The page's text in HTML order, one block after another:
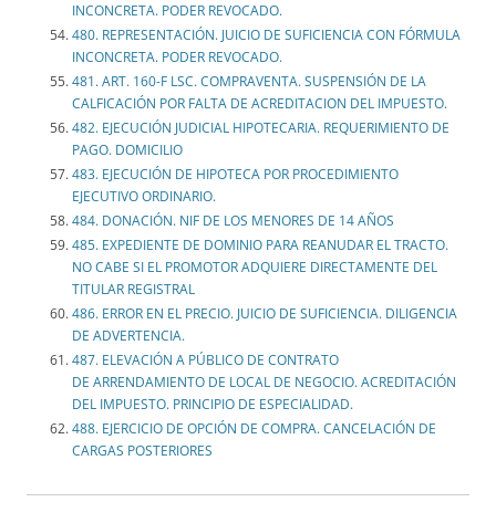
INCONCRETA. PODER REVOCADO.
480. REPRESENTACIÓN. JUICIO DE SUFICIENCIA CON FÓRMULA
INCONCRETA. PODER REVOCADO.
481. ART. 160-F LSC. COMPRAVENTA. SUSPENSIÓN DE LA
CALFICACIÓN POR FALTA DE ACREDITACION DEL IMPUESTO.
482. EJECUCIÓN JUDICIAL HIPOTECARIA. REQUERIMIENTO DE
PAGO. DOMICILIO
483. EJECUCIÓN DE HIPOTECA POR PROCEDIMIENTO
EJECUTIVO ORDINARIO.
484. DONACIÓN. NIF DE LOS MENORES DE 14 AÑOS
485. EXPEDIENTE DE DOMINIO PARA REANUDAR EL TRACTO.
NO CABE SI EL PROMOTOR ADQUIERE DIRECTAMENTE DEL
TITULAR REGISTRAL
486. ERROR EN EL PRECIO. JUICIO DE SUFICIENCIA. DILIGENCIA
DE ADVERTENCIA.
487. ELEVACIÓN A PÚBLICO DE CONTRATO
DE ARRENDAMIENTO DE LOCAL DE NEGOCIO. ACREDITACIÓN
DEL IMPUESTO. PRINCIPIO DE ESPECIALIDAD.
488. EJERCICIO DE OPCIÓN DE COMPRA. CANCELACIÓN DE
CARGAS POSTERIORES